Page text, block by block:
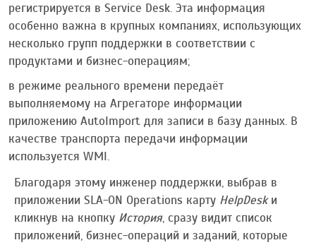
регистрируется в Service Desk. Эта информация
особенно важна в крупных компаниях, использующих
несколько групп поддержки в соответствии с
продуктами и бизнес-операциям;
в режиме реального времени передаёт
выполняемому на Агрегаторе информации
приложению AutoImport для записи в базу данных. В
качестве транспорта передачи информации
используется WMI.
Благодаря этому инженер поддержки, выбрав в
приложении SLA-ON Operations карту HelpDeskи
кликнув на кнопку История, сразу видит список
приложений, бизнес-операций и заданий, которые